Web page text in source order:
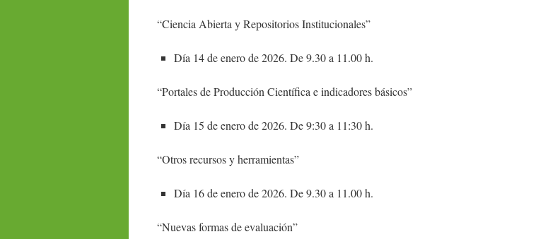
“Ciencia Abierta y Repositorios Institucionales”
Día 14 de enero de 2026. De 9.30 a 11.00 h.
“Portales de Producción Científica e indicadores básicos”
Día 15 de enero de 2026. De 9:30 a 11:30 h.
“Otros recursos y herramientas”
Día 16 de enero de 2026. De 9.30 a 11.00 h.
“Nuevas formas de evaluación”